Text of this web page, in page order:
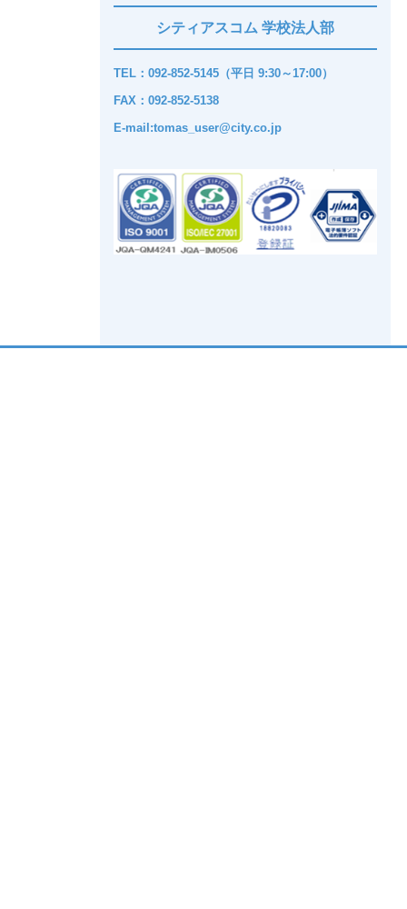
シティアスコム 学校法人部
TEL：092-852-5145（平日 9:30～17:00）
FAX：092-852-5138
E-mail:tomas_user@city.co.jp